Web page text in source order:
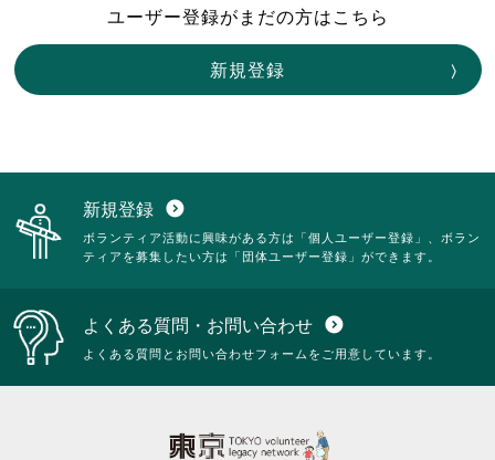
ユーザー登録がまだの方はこちら
新規登録
新規登録 expand_circle_down
ボランティア活動に興味がある方は「個人ユーザー登録」、ボラン
ティアを募集したい方は「団体ユーザー登録」ができます。
よくある質問・お問い合わせ expand_circle_down
よくある質問とお問い合わせフォームをご用意しています。